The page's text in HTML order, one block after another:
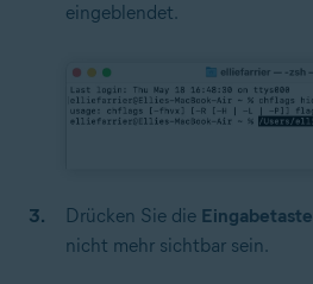
eingeblendet.
Drücken Sie die Eingabetaste
nicht mehr sichtbar sein.